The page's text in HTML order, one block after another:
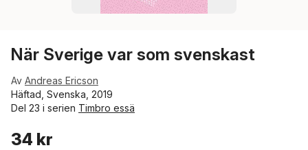
När Sverige var som svenskast
Av Andreas Ericson
Häftad, Svenska, 2019
Del 23 i serien Timbro essä
34 kr